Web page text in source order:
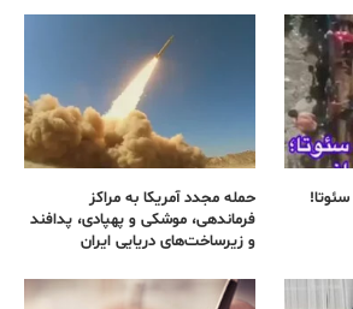
حمله مجدد آمریکا به مراکز
فرماندهی، موشکی و پهپادی، پدافند
و زیرساخت‌های دریایی ایران